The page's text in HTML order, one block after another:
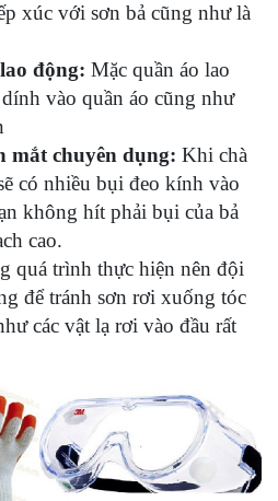
xúc với sơn bả cũng như là
động: Mặc quần áo lao
vào quần áo cũng như
chuyên dụng: Khi chà
có nhiều bụi đeo kính vào
không hít phải bụi của bả
cao.
quá trình thực hiện nên đội
để tránh sơn rơi xuống tóc
các vật lạ rơi vào đầu rất